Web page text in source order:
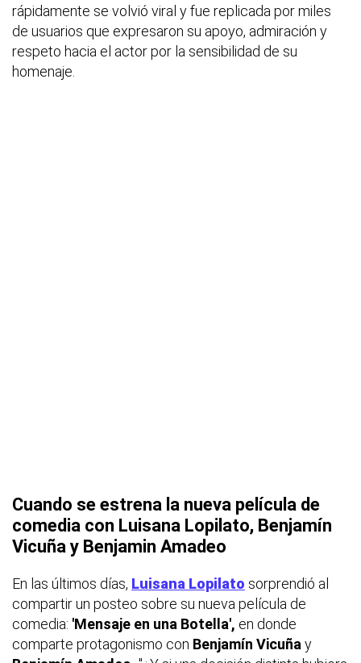
rápidamente se volvió viral y fue replicada por miles
de usuarios que expresaron su apoyo, admiración y
respeto hacia el actor por la sensibilidad de su
homenaje.
Cuando se estrena la nueva película de
comedia con Luisana Lopilato, Benjamín
Vicuña y Benjamin Amadeo
En las últimos días, Luisana Lopilato sorprendió al
compartir un posteo sobre su nueva película de
comedia: 'Mensaje en una Botella', en donde
comparte protagonismo con Benjamín Vicuña y